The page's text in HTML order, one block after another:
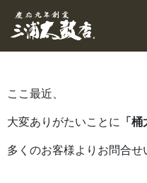
六代目ブログ
三浦和也（六代目彌市）
ここ最近、
大変ありがたいことに 「桶
多くのお客様よりお問合せ